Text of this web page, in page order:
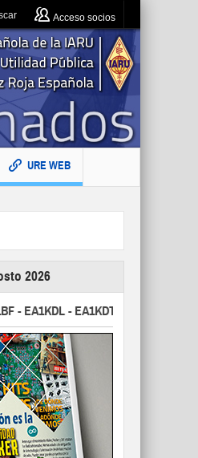
Acceso socios
URE WEB
2026
- EA1KDL - EA1KDT - EA2FBJ -